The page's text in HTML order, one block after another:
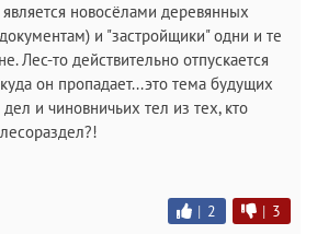
новосёлами деревянных
и "застройщики" одни и те
Лес-то действительно отпускается
он пропадает...это тема будущих
и чиновничьих тел из тех, кто
| 2 | 3